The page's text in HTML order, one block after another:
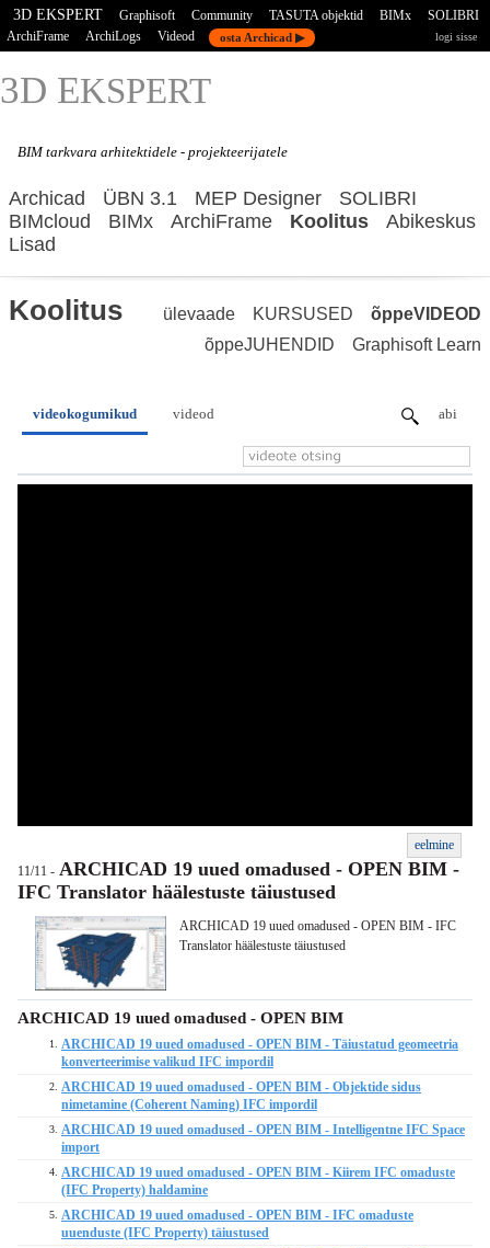
3D EKSPERT Graphisoft Community TASUTA objektid BIMx
SOLIBRI
ArchiFrame
ArchiLogs Videod osta Archicad ▶ logi sisse
3D EKSPERT
BIM tarkvara arhitektidele - projekteerijatele
Archicad ÜBN 3.1 MEP Designer
SOLIBRI
BIMcloud
BIMx ArchiFrame Koolitus
Abikeskus
Lisad
Koolitus ülevaade KURSUSED
õppeVIDEOD
õppeJUHENDID
Graphisoft Learn
videokogumikud videod abi
eelmine
11/11 - ARCHICAD 19 uued omadused - OPEN BIM -
IFC Translator häälestuste täiustused
ARCHICAD 19 uued omadused - OPEN BIM - IFC
Translator häälestuste täiustused
ARCHICAD 19 uued omadused - OPEN BIM
1.
ARCHICAD 19 uued omadused - OPEN BIM - Täiustatud geomeetria
konverteerimise valikud IFC impordil
2.
ARCHICAD 19 uued omadused - OPEN BIM - Objektide sidus
nimetamine (Coherent Naming) IFC impordil
3.
ARCHICAD 19 uued omadused - OPEN BIM - Intelligentne IFC Space
import
4.
ARCHICAD 19 uued omadused - OPEN BIM - Kiirem IFC omaduste
(IFC Property) haldamine
5.
ARCHICAD 19 uued omadused - OPEN BIM - IFC omaduste
uuenduste (IFC Property) täiustused